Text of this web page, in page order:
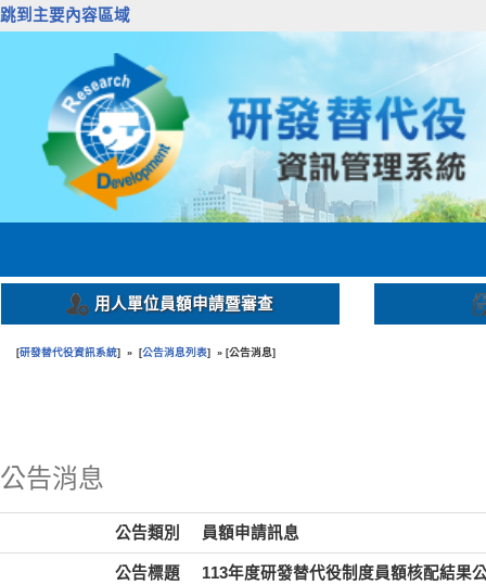
跳到主要內容區域
用人單位員額申請暨審查
[研發替代役資訊系統] » [公告消息列表] » [公告消息]
公告消息
公告類別 員額申請訊息
公告標題 113年度研發替代役制度員額核配結果